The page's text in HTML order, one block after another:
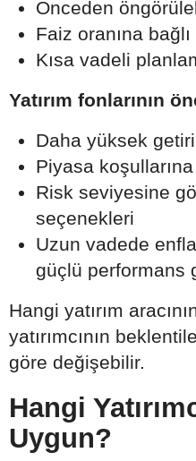
Önceden
Faiz oranına
Kısa vadeli
Yatırım fonlarının
Daha yüksek
Piyasa
Risk seviyesine
seçenekleri
Uzun vadede
güçlü performans
Hangi yatırım
yatırımcının
göre değişebilir.
Hangi
Uygun?